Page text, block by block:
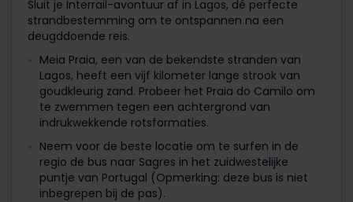
Sluit je Interrail-avontuur af in Lagos, dé perfecte
strandbestemming om te ontspannen na een
deugddoende reis.
Meia Praia, een van de bekendste stranden van
Lagos, heeft een vijf kilometer lange strook van
goudkleurig zand. Probeer het Praia do Camilo om
te zwemmen tegen een achtergrond van
indrukwekkende rotsformaties.
Neem voor de beste locatie om te surfen in de
regio de bus naar Sagres in het zuidwestelijke
puntje van Portugal (Opmerking: deze bus is niet
inbegrepen bij de pas).